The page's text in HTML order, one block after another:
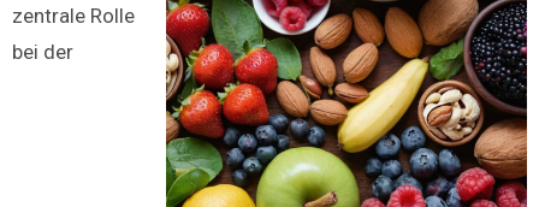
zentrale Rolle
bei der